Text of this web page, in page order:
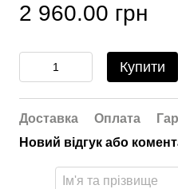
2 960.00 грн
Купити
Доставка Оплата
Новий відгук або